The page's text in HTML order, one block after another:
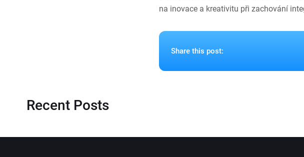
na inovace a kreativitu při zachování
Share this post:
Recent Posts